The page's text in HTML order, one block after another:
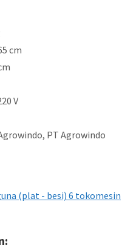
cm
V
PT Agrowindo